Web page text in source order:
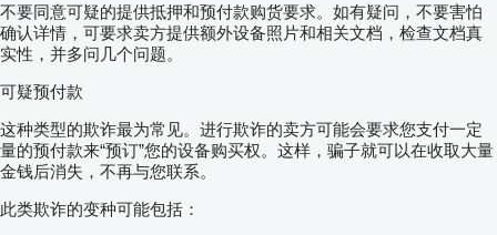
不要同意可疑的提供抵押和预付款购货要求。如有疑问，不要害怕
确认详情，可要求卖方提供额外设备照片和相关文档，检查文档真
实性，并多问几个问题。
可疑预付款
这种类型的欺诈最为常见。进行欺诈的卖方可能会要求您支付一定
量的预付款来“预订”您的设备购买权。这样，骗子就可以在收取大量
金钱后消失，不再与您联系。
此类欺诈的变种可能包括：